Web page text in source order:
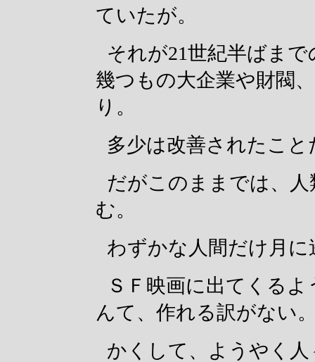
ていたが。
それが21世紀半ばま
幾つもの大企業や財閥
り。
多少は改善されたこ
だがこのままでは、
む。
わずかな人間だけ月
ＳＦ映画に出てくる
んて、作れる訳がない
かくして、ようやく